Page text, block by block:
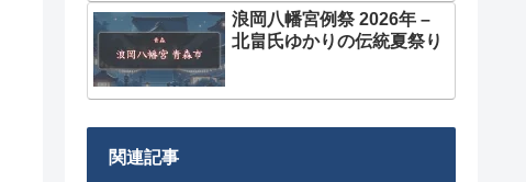
浪岡八幡宮例祭 2026年 –
北畠氏ゆかりの伝統夏祭り
関連記事